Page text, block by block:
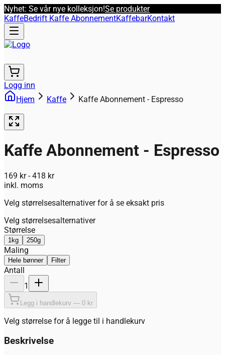
Nyhet: Se vår nye kolleksjon!Se produkter
KaffeBedrift Kaffe AbonnementKaffebarKontakt
Logg inn
Hjem
Kaffe Kaffe Abonnement - Espresso
Kaffe Abonnement - Espresso
169 kr - 418 kr
inkl. moms
Velg størrelsesalternativer for å se eksakt pris
Velg størrelsesalternativer
Størrelse
1kg 250g
Maling
Hele bønner Filter
Antall
1
Legg i handlekurv — 0 kr
Velg størrelse for å legge til i handlekurv
Beskrivelse